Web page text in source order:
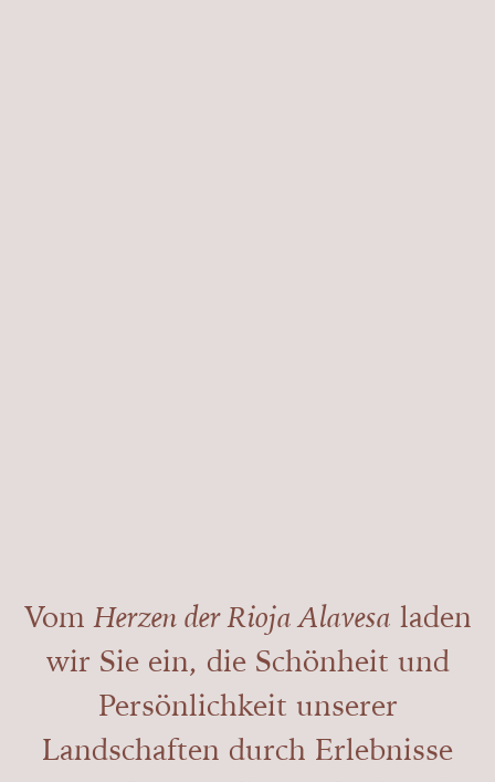
VomHerzen der Rioja Alavesa laden
wir Sie ein, die Schönheit und
Persönlichkeit unserer
Landschaften durch Erlebnisse